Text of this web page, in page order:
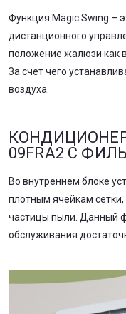
Функция Magic Swing –
дистанционного
положение жалюзи как
За счет чего
воздуха.
КОНДИЦИОНЕР
09FRA2 С
Во внутреннем блоке
плотным ячейкам
частицы пыли. Данный
обслуживания